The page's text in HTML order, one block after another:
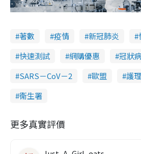
著數 疫情 新冠肺炎
快速測試
網購優惠
冠狀
SARS－CoV－2
歐盟 護理
衞生署
更多真實評價